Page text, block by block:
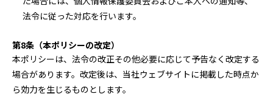
法令に従った対応を行います。
第8条（本ポリシーの改定）
本ポリシーは、法令の改正その他必要に応じて予告なく改定する
場合があります。改定後は、当社ウェブサイトに掲載した時点か
ら効力を生じるものとします。